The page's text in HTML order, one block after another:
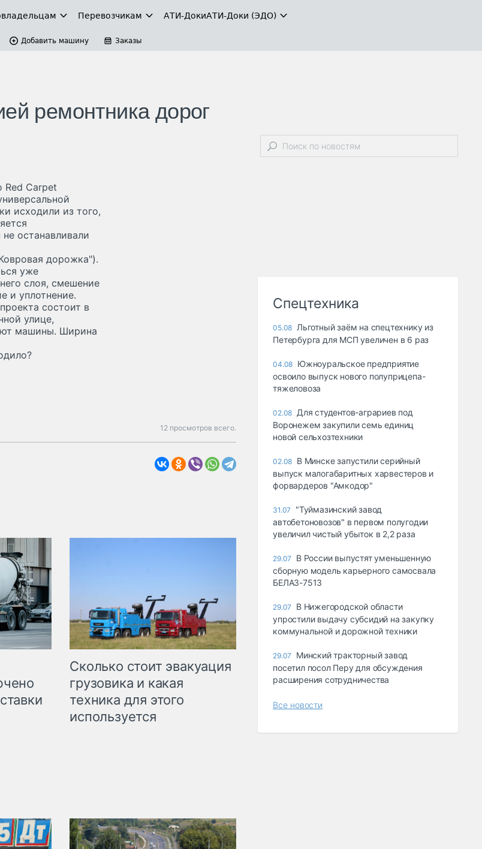
Перевозчикам АТИ-ДокиАТИ-Доки (ЭДО)
Добавить машину Заказы
ремонтника дорог
Red Carpet
исходили из того,
останавливали
дорожка").
уже
слоя, смешение
и уплотнение.
состоит в
улице,
машины. Ширина
12 просмотров всего.
Сколько стоит эвакуация
грузовика и какая
техника для этого
используется
Спецтехника
05.08 Льготный заём на спецтехнику из
Петербурга для МСП увеличен в 6 раз
04.08 Южноуральское предприятие
освоило выпуск нового полуприцепа-
тяжеловоза
02.08 Для студентов-аграриев под
Воронежем закупили семь единиц
новой сельхозтехники
02.08 В Минске запустили серийный
выпуск малогабаритных харвестеров и
форвардеров "Амкодор"
31.07
"Туймазинский завод
автобетоновозов" в первом полугодии
увеличил чистый убыток в 2,2 раза
29.07
В России выпустят уменьшенную
сборную модель карьерного самосвала
БЕЛАЗ-7513
29.07
В Нижегородской области
упростили выдачу субсидий на закупку
коммунальной и дорожной техники
29.07
Минский тракторный завод
посетил посол Перу для обсуждения
расширения сотрудничества
Все новости